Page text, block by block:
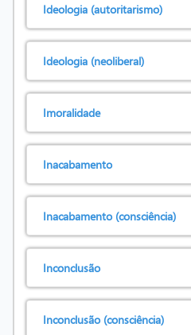
Ideologia (autoritarismo)
Ideologia (neoliberal)
Imoralidade
Inacabamento
Inacabamento (consciência)
Inconclusão
Inconclusão (consciência)